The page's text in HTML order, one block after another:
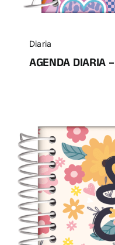
Diaria
AGENDA DIARIA